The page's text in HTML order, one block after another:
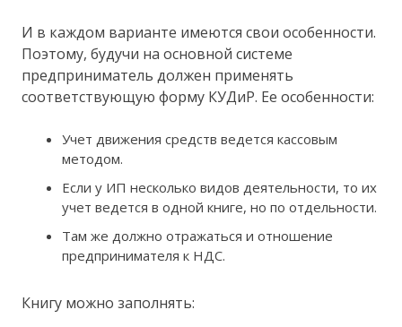
И в каждом варианте имеются свои особенности.
Поэтому, будучи на основной системе
предприниматель должен применять
соответствующую форму КУДиР. Ее особенности:
Учет движения средств ведется кассовым
методом.
Если у ИП несколько видов деятельности, то их
учет ведется в одной книге, но по отдельности.
Там же должно отражаться и отношение
предпринимателя к НДС.
Книгу можно заполнять: